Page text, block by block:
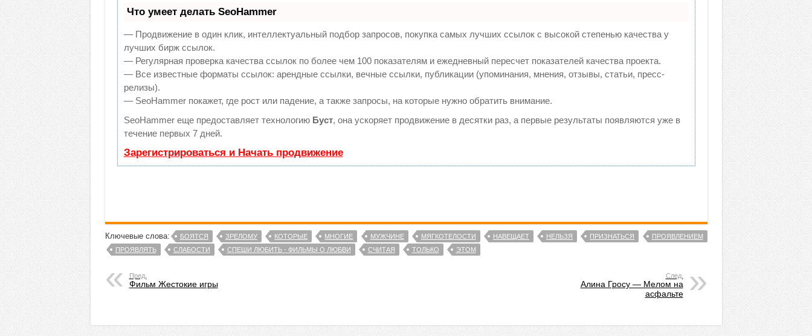
Что умеет делать SeoHammer
— Продвижение в один клик, интеллектуальный подбор запросов, покупка самых лучших ссылок с высокой степенью качества у
лучших бирж ссылок.
— Регулярная проверка качества ссылок по более чем 100 показателям и ежедневный пересчет показателей качества проекта.
— Все известные форматы ссылок: арендные ссылки, вечные ссылки, публикации (упоминания, мнения, отзывы, статьи, пресс-
релизы).
— SeoHammer покажет, где рост или падение, а также запросы, на которые нужно обратить внимание.
SeoHammer еще предоставляет технологию Буст, она ускоряет продвижение в десятки раз, а первые результаты появляются уже в
течение первых 7 дней.
Зарегистрироваться и Начать продвижение
Ключевые слова: БОЯТСЯ ЗРЕЛОМУ КОТОРЫЕ МНОГИЕ МУЖЧИНЕ МЯГКОТЕЛОСТИ НАВЕЩАЕТ НЕЛЬЗЯ ПРИЗНАТЬСЯ
ПРОЯВЛЕНИЕМ
ПРОЯВЛЯТЬ
СЛАБОСТИ СПЕШИ ЛЮБИТЬ - ФИЛЬМЫ О ЛЮБВИ СЧИТАЯ ТОЛЬКО ЭТОМ
Пред.
Фильм Жестокие игры
След.
Алина Гросу — Мелом на
асфальте